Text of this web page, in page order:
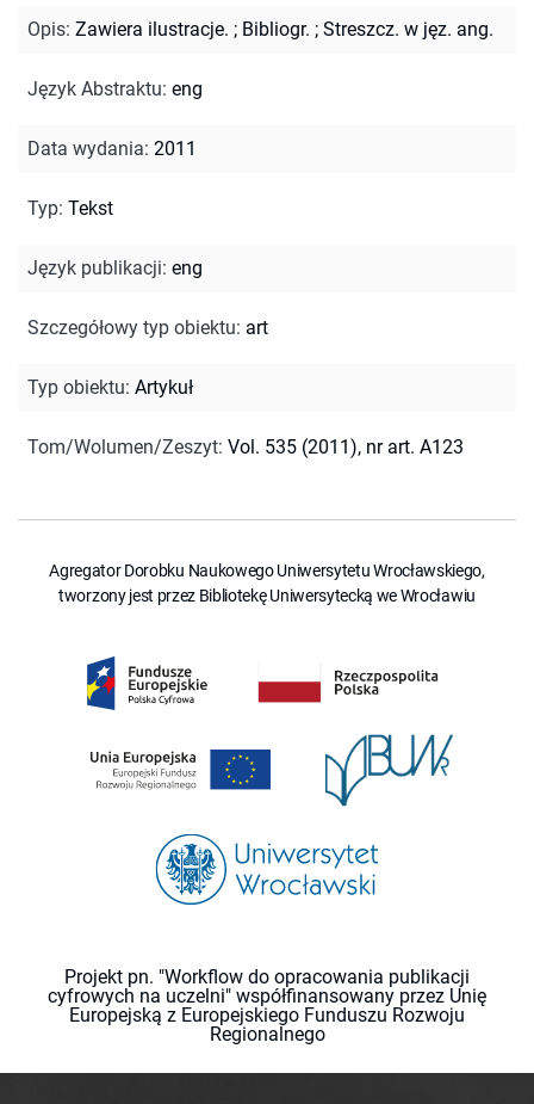
Opis: Zawiera ilustracje. ; Bibliogr. ; Streszcz. w jęz. ang.
Język Abstraktu: eng
Data wydania: 2011
Typ: Tekst
Język publikacji: eng
Szczegółowy typ obiektu: art
Typ obiektu: Artykuł
Tom/Wolumen/Zeszyt: Vol. 535 (2011), nr art. A123
Agregator Dorobku Naukowego Uniwersytetu Wrocławskiego,
tworzony jest przez Bibliotekę Uniwersytecką we Wrocławiu
Projekt pn. "Workflow do opracowania publikacji
cyfrowych na uczelni" współfinansowany przez Unię
Europejską z Europejskiego Funduszu Rozwoju
Regionalnego